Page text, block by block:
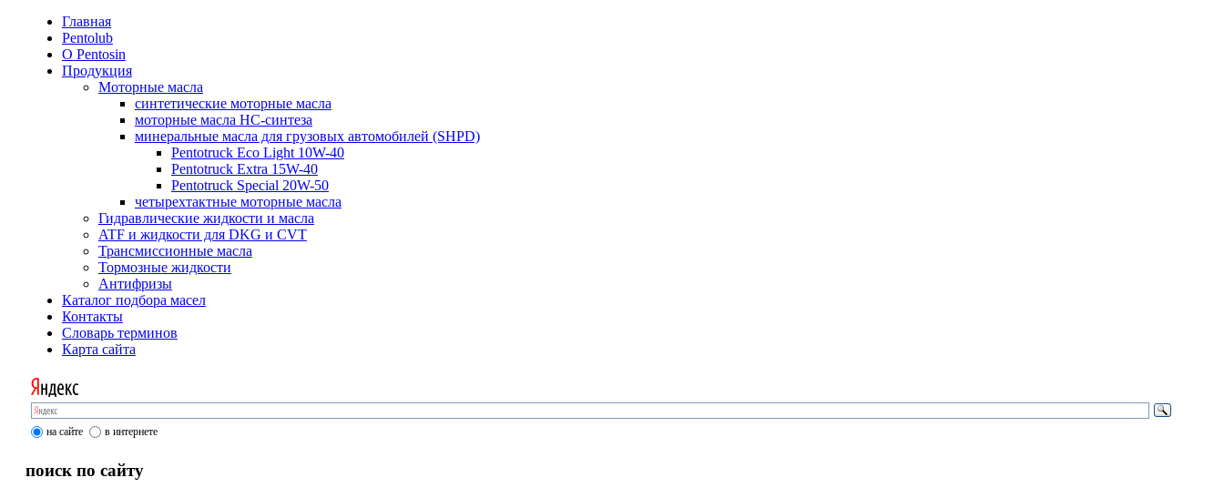
Главная
Pentolub
О Pentosin
Продукция
Моторные масла
синтетические моторные масла
моторные масла HC-синтеза
минеральные масла для грузовых автомобилей (SHPD)
Pentotruck Eco Light 10W-40
Pentotruck Extra 15W-40
Pentotruck Special 20W-50
четырехтактные моторные масла
Гидравлические жидкости и масла
ATF и жидкости для DKG и CVT
Трансмиссионные масла
Тормозные жидкости
Антифризы
Каталог подбора масел
Контакты
Словарь терминов
Карта сайта
на сайте в интернете
поиск по сайту